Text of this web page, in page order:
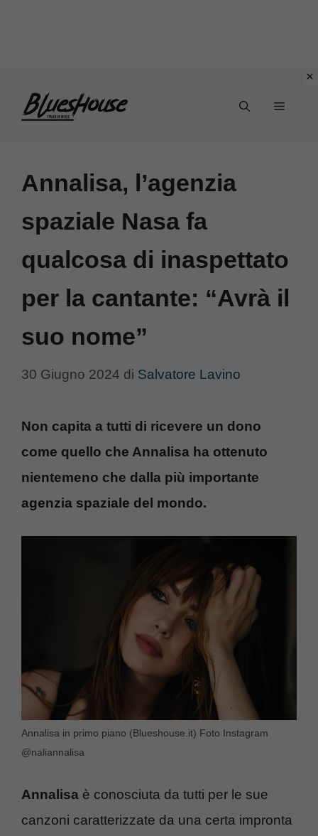
Menu
Annalisa, l’agenzia
spaziale Nasa fa
qualcosa di inaspettato
per la cantante: “Avrà il
suo nome”
30 Giugno 2024 di Salvatore Lavino
Non capita a tutti di ricevere un dono
come quello che Annalisa ha ottenuto
nientemeno che dalla più importante
agenzia spaziale del mondo.
Annalisa in primo piano (Blueshouse.it) Foto Instagram
@naliannalisa
Annalisa è conosciuta da tutti per le sue
canzoni caratterizzate da una certa impronta